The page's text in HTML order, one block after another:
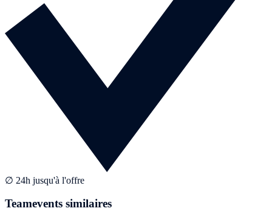
∅ 24h jusqu'à l'offre
Teamevents similaires